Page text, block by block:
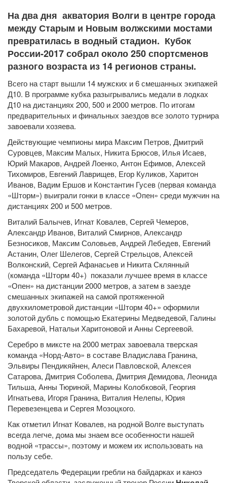
На два дня акватория Волги в центре города
между Старым и Новым волжскими мостами
превратилась в водный стадион. Кубок
России-2017 собрал около 250 спортсменов
разного возраста из 14 регионов страны.
Всего на старт вышли 14 мужских и 6 смешанных экипажей
Д10. В программе кубка разыгрывались медали в лодках
Д10 на дистанциях 200, 500 и 2000 метров. По итогам
предварительных и финальных заездов все золото турнира
завоевали хозяева.
Действующие чемпионы мира Максим Петров, Дмитрий
Суровцев, Максим Малых, Никита Брюсов, Илья Исаев,
Юрий Макаров, Андрей Лоенко, Антон Ефимов, Алексей
Тихомиров, Евгений Лаврищев, Егор Куликов, Харитон
Иванов, Вадим Ершов и Константин Гусев (первая команда
«Шторм») выиграли гонки в классе «Опен» среди мужчин на
дистанциях 200 и 500 метров.
Виталий Балычев, Игнат Ковалев, Сергей Чемеров,
Александр Иванов, Виталий Смирнов, Александр
Безносиков, Максим Соловьев, Андрей Лебедев, Евгений
Астанин, Олег Шелегов, Сергей Стрельцов, Алексей
Волконский, Сергей Афанасьев и Никита Склянный
(команда «Шторм 40+) показали лучшее время в классе
«Опен» на дистанции 2000 метров, а затем в заезде
смешанных экипажей на самой протяженной
двухкилометровой дистанции «Шторм 40+» оформили
золотой дубль с помощью Екатерины Медведевой, Галины
Бахаревой, Натальи Харитоновой и Анны Сергеевой.
Серебро в миксте на 2000 метрах завоевала тверская
команда «Норд-Авто» в составе Владислава Гранина,
Эльвиры Пендикяйнен, Алеси Павловской, Алексея
Сатарова, Дмитрия Соболева, Дмитрия Демидова, Леонида
Тильша, Анны Тюриной, Марины Колобковой, Георгия
Игнатьева, Игоря Гранина, Виталия Нелепы, Юрия
Перевезенцева и Сергея Мозоцкого.
Как отметил Игнат Ковалев, на родной Волге выступать
всегда легче, дома мы знаем все особенности нашей
водной «трассы», поэтому и можем их использовать на
пользу себе.
Председатель Федерации гребли на байдарках и каноэ